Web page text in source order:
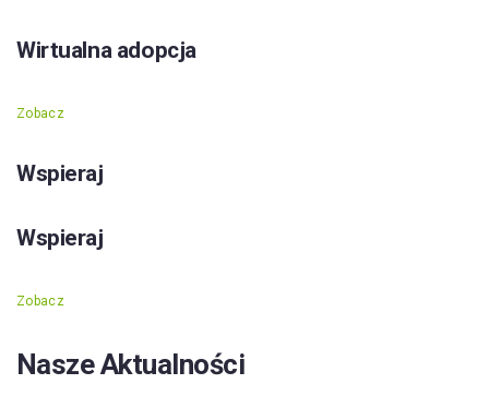
Wirtualna adopcja
Zobacz
Wspieraj
Wspieraj
Zobacz
Nasze Aktualności